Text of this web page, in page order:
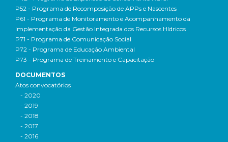
P52 - Programa de Recomposição de APPs e Nascentes
P61 - Programa de Monitoramento e Acompanhamento da
Implementação da Gestão Integrada dos Recursos Hídricos
P71 - Programa de Comunicação Social
P72 - Programa de Educação Ambiental
P73 - Programa de Treinamento e Capacitação
DOCUMENTOS
Atos convocatórios
- 2020
- 2019
- 2018
- 2017
- 2016